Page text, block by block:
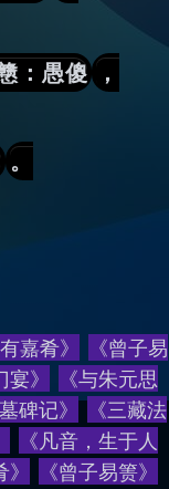
：愚傻 ，
。
嘉肴》
《曾子易
宴》
《与朱元思
碑记》
《三藏法
《凡音，生于人
》 《曾子易箦》